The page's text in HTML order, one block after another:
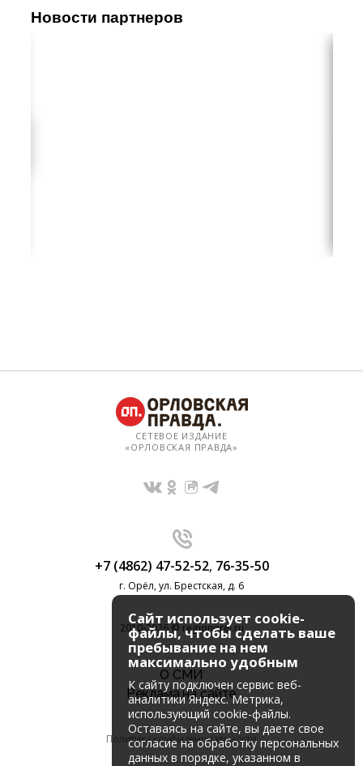
Новости партнеров
СЕТЕВОЕ ИЗДАНИЕ
«ОРЛОВСКАЯ ПРАВДА»
+7 (4862) 47-52-52, 76-35-50
г. Орёл, ул. Брестская, д. 6
2010-2026 © regionorel.ru
О СМИ
Реклама на сайте
Политика конфиденциальности
Сайт использует cookie-
файлы, чтобы сделать ваше
пребывание на нем
максимально удобным
К cайту подключен сервис веб-
аналитики Яндекс. Метрика,
использующий cookie-файлы.
Оставаясь на сайте, вы даете свое
согласие на обработку персональных
данных в порядке, указанном в